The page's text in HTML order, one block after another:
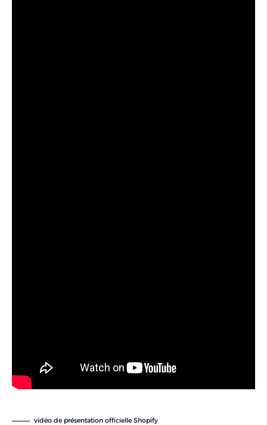
vidéo de présentation officielle Shopify